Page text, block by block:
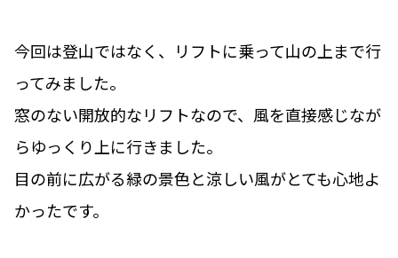
今回は登山ではなく、リフトに乗って山の上まで行
ってみました。
窓のない開放的なリフトなので、風を直接感じなが
らゆっくり上に行きました。
目の前に広がる緑の景色と涼しい風がとても心地よ
かったです。